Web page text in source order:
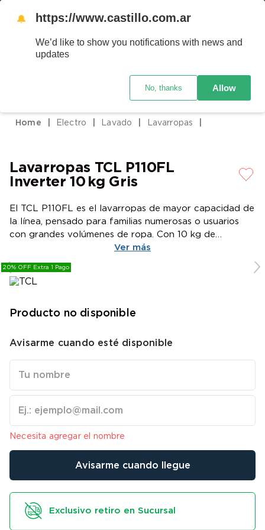
Buscar
Crédito Castillo
Electro Lavado Lavarropas
Lavarropas TCL P110FL
Inverter 10 kg Gris
El TCL P110FL es el lavarropas de mayor capacidad de
la línea, pensado para familias numerosas o usuarios
con grandes volúmenes de ropa. Con 10 kg de
capacidad y un diseño robusto en color Gis, combina
eficiencia, potencia y cuidado textil en cada lavado.
Ver más
20% OFF Extra 1 Pago
Producto no disponible
Avisarme cuando esté disponible
Necesita agregar el nombre
Avisarme cuando llegue
Exclusivo retiro en Sucursal
2.
heladera
4.
lavarropas
5.
cocina
6.
colchones
7 .
aire acondicionado
9.
bicicleta
🔔 https://www.castillo.com.ar
We’d like to show you notifications with news and
updates
No, thanks Allow